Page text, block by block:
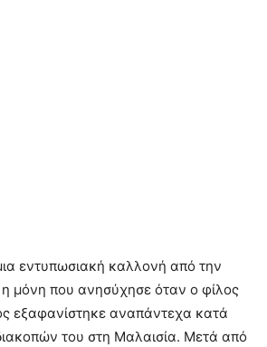
εντυπωσιακή καλλονή από την
η μόνη που ανησύχησε όταν ο φίλος
εξαφανίστηκε αναπάντεχα κατά
του στη Μαλαισία. Μετά από